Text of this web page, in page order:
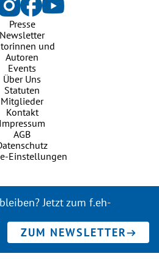
Presse
Newsletter
und
Autoren
Events
Über Uns
Statuten
Mitglieder
Kontakt
Impressum
AGB
Einstellungen
Jetzt zum f.eh-
ZUM NEWSLETTER